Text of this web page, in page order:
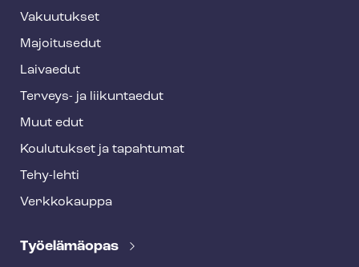
t
e
Vakuutukset
Majoitusedut
Laivaedut
Terveys- ja liikuntaedut
Muut edut
Koulutukset ja tapahtumat
Tehy-lehti
Verkkokauppa
Työelämäopas